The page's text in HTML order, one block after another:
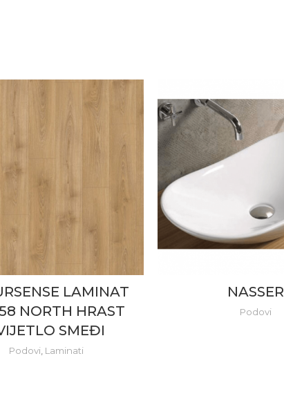
LAMINAT
NORTH HRAST
SMEĐI
Podovi Laminati
NASSER
Podovi